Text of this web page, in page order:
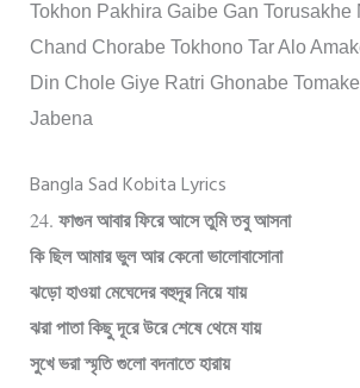
Tokhon Pakhira Gaibe Gan Torusakhe
Chand Chorabe Tokhono Tar Alo
Din Chole Giye Ratri Ghonabe
Jabena
Bangla Sad Kobita Lyrics
24. ফাগুন আবার ফিরে আসে তুমি তবু আসনা
কি ছিল আমার ভুল আর কেনো ভালোবাসোনা
ঝড়ো হাওয়া মেঘেদের বহুদূর নিয়ে যায়
ঝরা পাতা কিছু দূরে উরে শেষে থেমে যায়
সুখে ভরা স্মৃতি গুলো বদনাতে হারায়